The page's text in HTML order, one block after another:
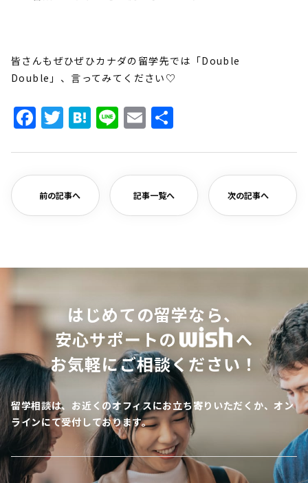
皆さんもぜひぜひカナダの留学先では「Double
Double 」、言ってみてください♡
Facebook
Twitter
Hatena
LineEmail
前の記事へ 記事一覧へ 次の記事へ
はじめての留学なら、
安心サポートの
へ
お気軽にご相談ください！
留学相談は、お近くのオフィスにお立ち寄りいただくか、オン
ラインにて受付しております。